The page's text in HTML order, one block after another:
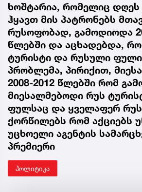
ხოშტარია, რომელიც
ჰყავთ მის პატრონებს
რუსოფობად, გამოდიოდა
წლებში და აცხადებდა,
ტურისტი და რუსული
პრობლემა, პირიქით,
2008-2012 წლებში რომ
მიესალმებოდი რუს
ფულსაც და ყველაფერ
ქორწილებს რომ აქციებს
უცხოელი აგენტის
პრემიერი
პოლიტიკა